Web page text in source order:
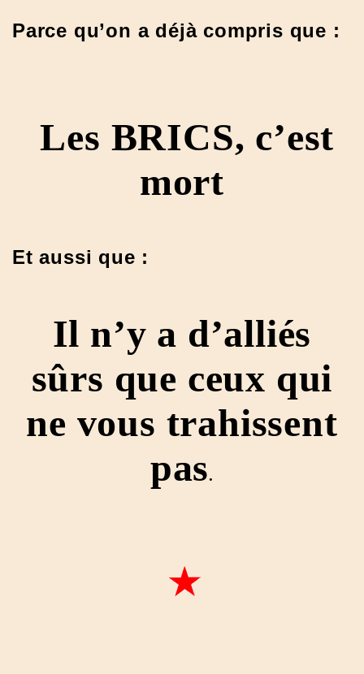
Parce qu’on a déjà compris que :
Les BRICS, c’est
mort
Et aussi que :
Il n’y a d’alliés
sûrs que ceux qui
ne vous trahissent
pas.